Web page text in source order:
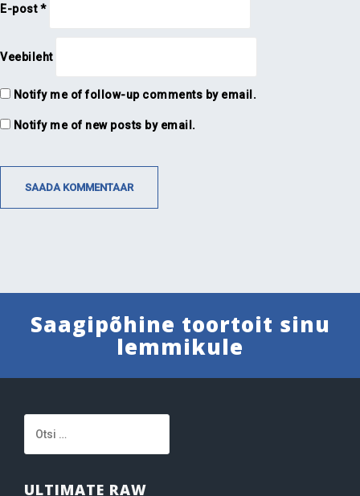
E-post*
Veebileht
Notify me of follow-up comments by email.
Notify me of new posts by email.
Saagipõhine toortoit sinu
lemmikule
ULTIMATE RAW